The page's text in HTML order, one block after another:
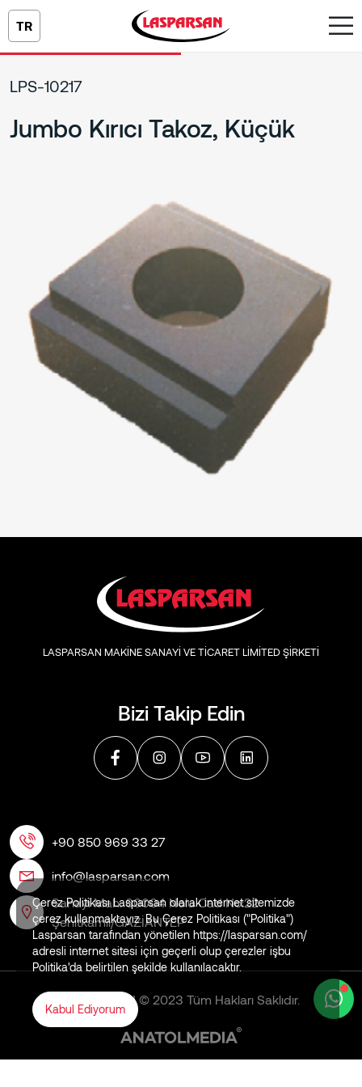
TR
LPS-10217
Jumbo Kırıcı Takoz, Küçük
Bizi Takip Edin
LASPARSAN MAKİNE SANAYİ VE TİCARET LİMİTED ŞİRKETİ
+90 850 969 33 27
info@lasparsan.com
Sanayi Mah. 60004 Nolu Cad No:22
Şehitkamil/GAZİANTEP
LASPARSAN © 2023 Tüm Hakları Saklıdır.
Çerez Politikası Lasparsan olarak internet sitemizde
çerez kullanmaktayız. Bu Çerez Politikası ("Politika")
Lasparsan tarafından yönetilen https://lasparsan.com/
adresli internet sitesi için geçerli olup çerezler işbu
Politika'da belirtilen şekilde kullanılacaktır.
Kabul Ediyorum